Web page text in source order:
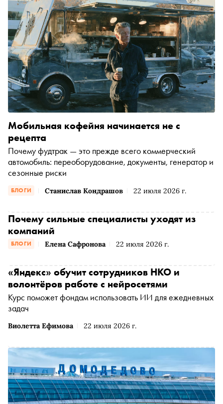
БЛОГИ Станислав Кондрашов 22 июля 2026 г.
Мобильная кофейня начинается не с
рецепта
Почему фудтрак — это прежде всего коммерческий
автомобиль: переоборудование, документы, генератор и
сезонные риски
БЛОГИ Елена Сафронова 22 июля 2026 г.
Почему сильные специалисты уходят из
компаний
Виолетта Ефимова 22 июля 2026 г.
«Яндекс» обучит сотрудников НКО и
волонтёров работе с нейросетями
Курс поможет фондам использовать ИИ для ежедневных
задач